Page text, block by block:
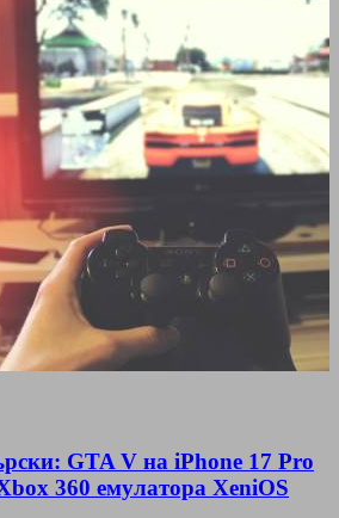
GTA V на iPhone 17 Pro
360 емулатора XeniOS